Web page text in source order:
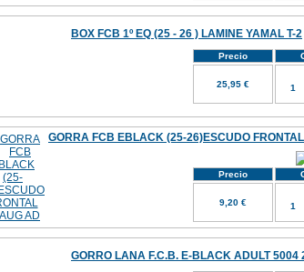
BOX FCB 1º EQ (25 - 26 ) LAMINE YAMAL T-2
Precio
25,95 €
GORRA FCB EBLACK (25-26)ESCUDO
Precio
9,20 €
GORRO LANA F.C.B. E-BLACK ADULT 5004